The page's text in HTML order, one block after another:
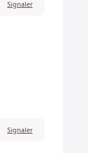
Signaler
Signaler